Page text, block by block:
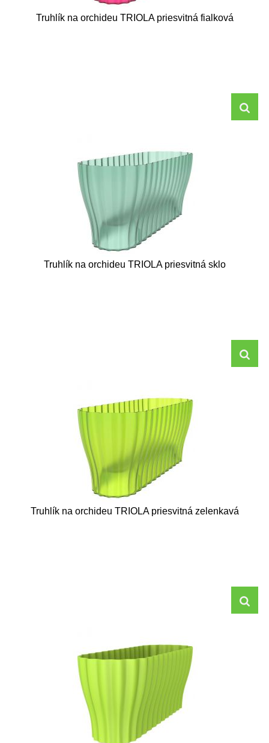
Truhlík na orchideu TRIOLA priesvitná fialková
Truhlík na orchideu TRIOLA priesvitná sklo
Truhlík na orchideu TRIOLA priesvitná zelenkavá